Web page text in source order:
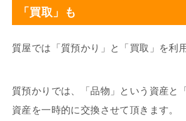
「買取」も
質屋では「質預かり」と「買取」を利
質預かりでは、「品物」という資産と
資産を一時的に交換させて頂きます。